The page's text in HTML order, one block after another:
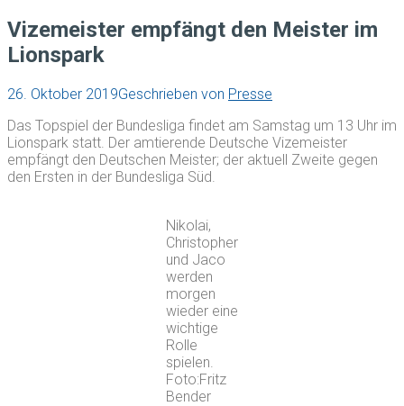
Vizemeister empfängt den Meister im
Lionspark
26. Oktober 2019Geschrieben von Presse
Das Topspiel der Bundesliga findet am Samstag um 13 Uhr im
Lionspark statt. Der amtierende Deutsche Vizemeister
empfängt den Deutschen Meister; der aktuell Zweite gegen
den Ersten in der Bundesliga Süd.
Nikolai,
Christopher
und Jaco
werden
morgen
wieder eine
wichtige
Rolle
spielen.
Foto:Fritz
Bender